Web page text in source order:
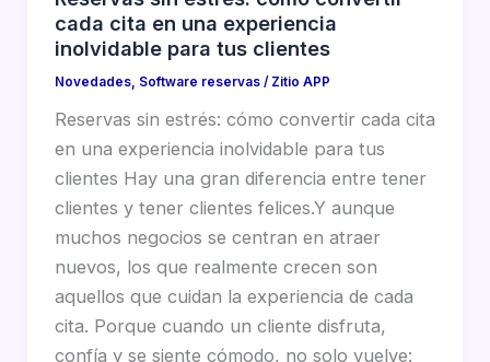
cada cita en una experiencia
inolvidable para tus clientes
Novedades, Software reservas/ Zitio APP
Reservas sin estrés: cómo convertir cada cita
en una experiencia inolvidable para tus
clientes Hay una gran diferencia entre tener
clientes y tener clientes felices.Y aunque
muchos negocios se centran en atraer
nuevos, los que realmente crecen son
aquellos que cuidan la experiencia de cada
cita. Porque cuando un cliente disfruta,
confía y se siente cómodo, no solo vuelve: